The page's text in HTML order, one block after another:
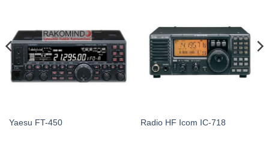
Yaesu FT-450 Radio HF Icom IC-718